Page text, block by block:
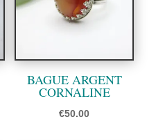
BAGUE ARGENT
CORNALINE
€50.00